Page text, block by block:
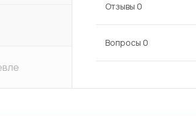
Отзывы 0
Вопросы 0